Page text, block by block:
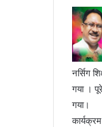
नर्सिग
गया ।
गया।